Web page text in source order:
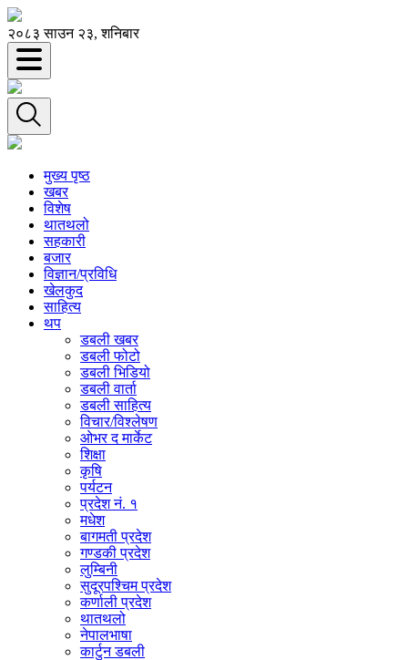
२०८३ साउन २३, शनिबार
मुख्य पृष्ठ
खबर
विशेष
थातथलो
सहकारी
बजार
विज्ञान/प्रविधि
खेलकुद
साहित्य
थप
डबली खबर
डबली फोटो
डबली भिडियो
डबली वार्ता
डबली साहित्य
विचार/विश्‍लेषण
ओभर द मार्केट
शिक्षा
कृषि
पर्यटन
प्रदेश नं. १
मधेश
बागमती प्रदेश
गण्डकी प्रदेश
लुम्बिनी
सुदूरपश्चिम प्रदेश
कर्णाली प्रदेश
थातथलो
नेपालभाषा
कार्टुन डबली